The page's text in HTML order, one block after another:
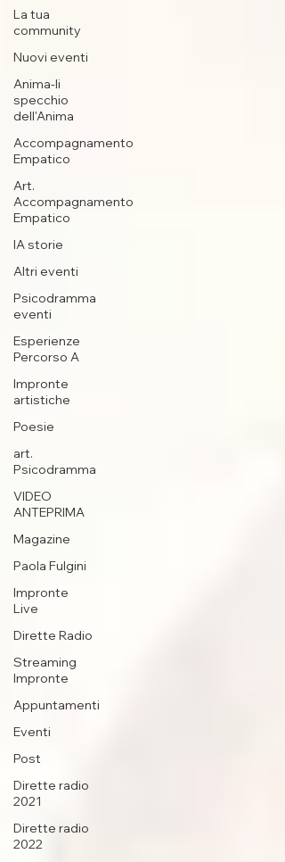
La tua
community
Nuovi eventi
Anima-li
specchio
dell'Anima
Accompagnamento
Empatico
Art.
Accompagnamento
Empatico
IA storie
Altri eventi
Psicodramma
eventi
Esperienze
Percorso A
Impronte
artistiche
Poesie
art.
Psicodramma
VIDEO
ANTEPRIMA
Magazine
Paola Fulgini
Impronte
Live
Dirette Radio
Streaming
Impronte
Appuntamenti
Eventi
Post
Dirette radio
2021
Dirette radio
2022